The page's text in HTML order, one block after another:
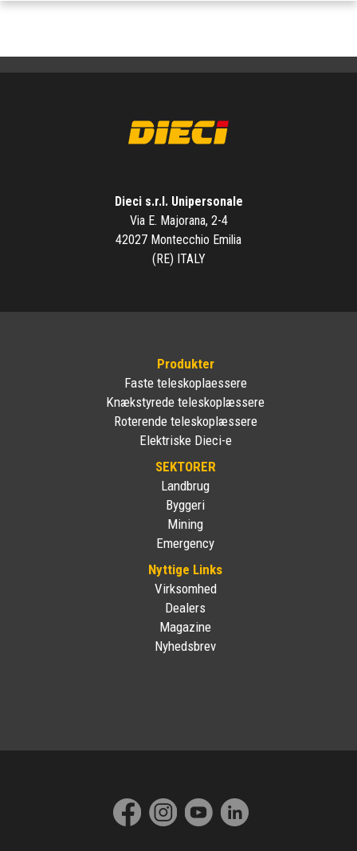
Dieci s.r.l. Unipersonale
Via E. Majorana, 2-4
42027 Montecchio Emilia
(RE) ITALY
Produkter
Faste teleskoplaessere
Knækstyrede teleskoplæssere
Roterende teleskoplæssere
Elektriske Dieci-e
SEKTORER
Landbrug
Byggeri
Mining
Emergency
Nyttige Links
Virksomhed
Dealers
Magazine
Nyhedsbrev